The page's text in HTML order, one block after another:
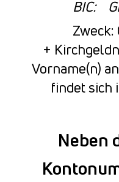
BIC:
Zweck:
+
Vorname(n)
findet sich
Neben